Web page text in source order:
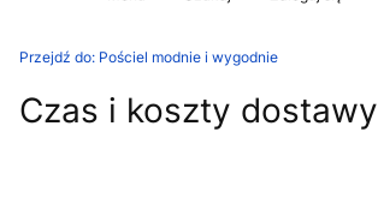
Przejdź do: Pościel modnie i wygodnie
Czas i koszty dostawy